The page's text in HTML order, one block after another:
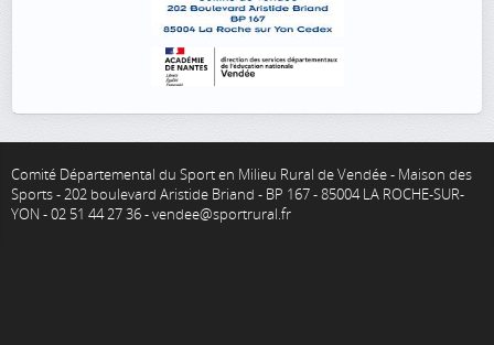
Comité Départemental du Sport en Milieu Rural de Vendée - Maison des
Sports - 202 boulevard Aristide Briand - BP 167 - 85004 LA ROCHE-SUR-
YON - 02 51 44 27 36 - vendee@sportrural.fr